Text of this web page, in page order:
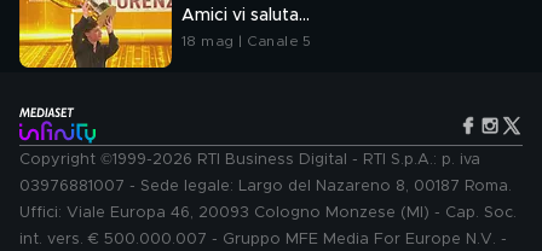
Amici vi saluta...
18 mag | Canale 5
Copyright ©1999-2026 RTI Business Digital - RTI S.p.A.: p. iva
03976881007 - Sede legale: Largo del Nazareno 8, 00187 Roma.
Uffici: Viale Europa 46, 20093 Cologno Monzese (MI) - Cap. Soc.
int. vers. € 500.000.007 - Gruppo MFE Media For Europe N.V. -